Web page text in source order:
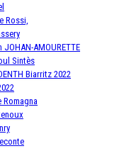
Rossi,
JOHAN-AMOURETTE
Sintès
Biarritz 2022
Romagna